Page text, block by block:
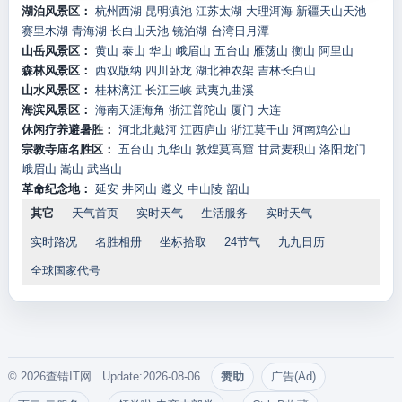
湖泊风景区： 杭州西湖 昆明滇池 江苏太湖 大理洱海 新疆天山天池
赛里木湖 青海湖 长白山天池 镜泊湖 台湾日月潭
山岳风景区： 黄山 泰山 华山 峨眉山 五台山 雁荡山 衡山 阿里山
森林风景区： 西双版纳 四川卧龙 湖北神农架 吉林长白山
山水风景区： 桂林漓江 长江三峡 武夷九曲溪
海滨风景区： 海南天涯海角 浙江普陀山 厦门 大连
休闲疗养避暑胜： 河北北戴河 江西庐山 浙江莫干山 河南鸡公山
宗教寺庙名胜区： 五台山 九华山 敦煌莫高窟 甘肃麦积山 洛阳龙门
峨眉山 嵩山 武当山
革命纪念地： 延安 井冈山 遵义 中山陵 韶山
其它
天气首页 实时天气 生活服务 实时天气
实时路况 名胜相册 坐标拾取 24节气 九九日历
全球国家代号
© 2026查错IT网. Update:2026-08-06 赞助 广告(Ad)